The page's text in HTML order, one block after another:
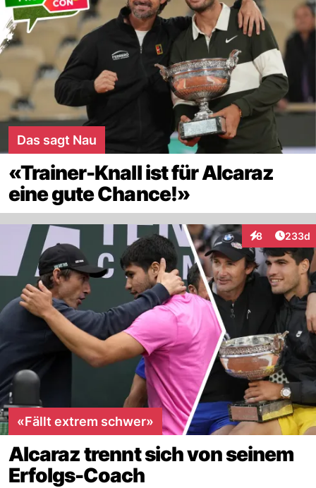
Das sagt Nau
«Trainer-Knall ist für Alcaraz
eine gute Chance!»
8
Interaktionen
233d
«Fällt extrem schwer»
Alcaraz trennt sich von seinem
Erfolgs-Coach